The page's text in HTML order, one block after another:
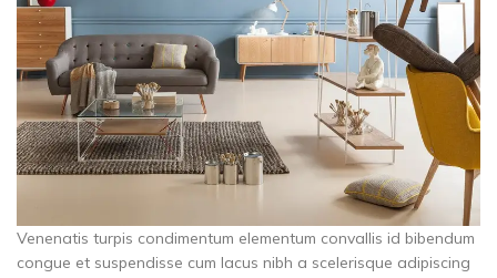
Venenatis turpis condimentum elementum convallis id bibendum
congue et suspendisse cum lacus nibh a scelerisque adipiscing